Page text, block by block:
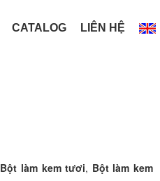
CATALOG LIÊN HỆ
Bột làm kem tươi, Bột làm kem